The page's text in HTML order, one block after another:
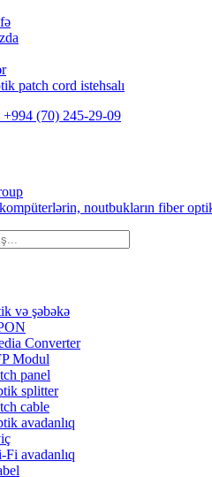
patch cord istehsalı
+994 (70) 245-29-09
noutbukların fiber optik
və şəbəkə
Converter
Modul
panel
splitter
cable
avadanlıq
Fi avadanlıq